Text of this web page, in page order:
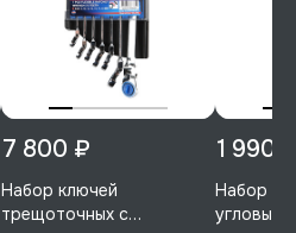
7 800 ₽
Набор ключей
трещоточных с
1 990
Набор
угловых